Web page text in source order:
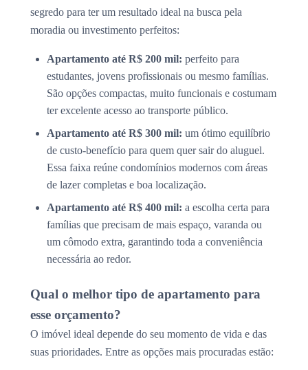
segredo para ter um resultado ideal na busca pela
moradia ou investimento perfeitos:
Apartamento até R$ 200 mil: perfeito para
estudantes, jovens profissionais ou mesmo famílias.
São opções compactas, muito funcionais e costumam
ter excelente acesso ao transporte público.
Apartamento até R$ 300 mil: um ótimo equilíbrio
de custo-benefício para quem quer sair do aluguel.
Essa faixa reúne condomínios modernos com áreas
de lazer completas e boa localização.
Apartamento até R$ 400 mil: a escolha certa para
famílias que precisam de mais espaço, varanda ou
um cômodo extra, garantindo toda a conveniência
necessária ao redor.
Qual o melhor tipo de apartamento para
esse orçamento?
O imóvel ideal depende do seu momento de vida e das
suas prioridades. Entre as opções mais procuradas estão: